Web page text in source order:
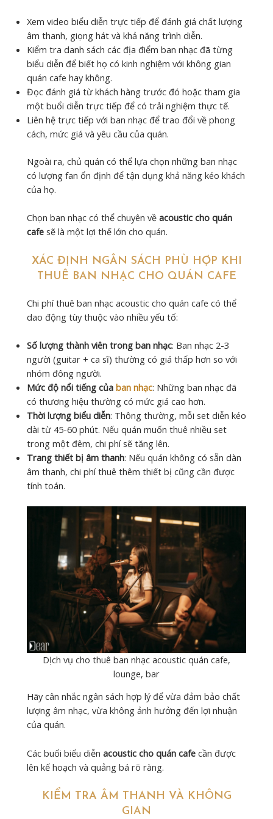
Xem video biểu diễn trực tiếp để đánh giá chất lượng
âm thanh, giọng hát và khả năng trình diễn.
Kiểm tra danh sách các địa điểm ban nhạc đã từng
biểu diễn để biết họ có kinh nghiệm với không gian
quán cafe hay không.
Đọc đánh giá từ khách hàng trước đó hoặc tham gia
một buổi diễn trực tiếp để có trải nghiệm thực tế.
Liên hệ trực tiếp với ban nhạc để trao đổi về phong
cách, mức giá và yêu cầu của quán.
Ngoài ra, chủ quán có thể lựa chọn những ban nhạc
có lượng fan ổn định để tận dụng khả năng kéo khách
của họ.
Chọn ban nhạc có thể chuyên về acoustic cho quán
cafe sẽ là một lợi thế lớn cho quán.
XÁC ĐỊNH NGÂN SÁCH PHÙ HỢP KHI
THUÊ BAN NHẠC CHO QUÁN CAFE
Chi phí thuê ban nhạc acoustic cho quán cafe có thể
dao động tùy thuộc vào nhiều yếu tố:
Số lượng thành viên trong ban nhạc: Ban nhạc 2-3
người (guitar + ca sĩ) thường có giá thấp hơn so với
nhóm đông người.
Mức độ nổi tiếng của ban nhạc: Những ban nhạc đã
có thương hiệu thường có mức giá cao hơn.
Thời lượng biểu diễn: Thông thường, mỗi set diễn kéo
dài từ 45-60 phút. Nếu quán muốn thuê nhiều set
trong một đêm, chi phí sẽ tăng lên.
Trang thiết bị âm thanh: Nếu quán không có sẵn dàn
âm thanh, chi phí thuê thêm thiết bị cũng cần được
tính toán.
DỊch vụ cho thuê ban nhạc acoustic quán cafe,
lounge, bar
Hãy cân nhắc ngân sách hợp lý để vừa đảm bảo chất
lượng âm nhạc, vừa không ảnh hưởng đến lợi nhuận
của quán.
Các buổi biểu diễn acoustic cho quán cafe cần được
lên kế hoạch và quảng bá rõ ràng.
KIỂM TRA ÂM THANH VÀ KHÔNG
GIAN